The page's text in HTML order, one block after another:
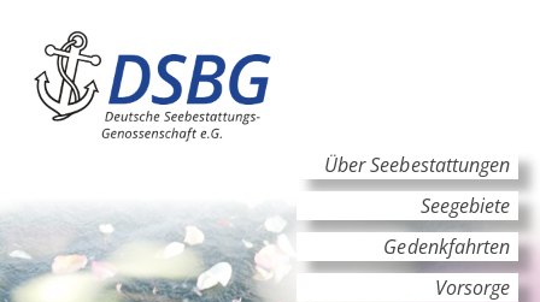
Hauptinhalt
Hauptnavigation
Über Seebestattungen
Seegebiete
Gedenkfahrten
Vorsorge